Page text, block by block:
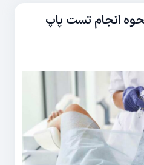
انجام تست پاپ